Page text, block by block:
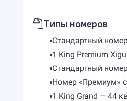
Типы номеров
Стандартный
1 King Premium
Стандартный
Номер «Премиум»
1 King Grand — 44